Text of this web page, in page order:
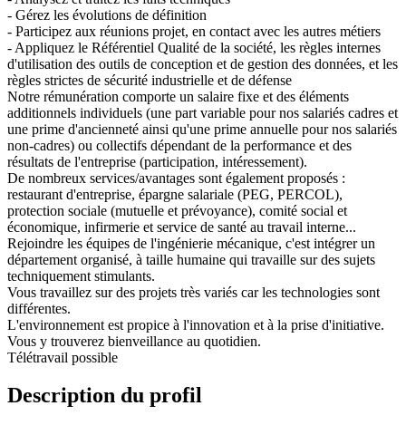
- Gérez les évolutions de définition
- Participez aux réunions projet, en contact avec les autres métiers
- Appliquez le Référentiel Qualité de la société, les règles internes
d'utilisation des outils de conception et de gestion des données, et les
règles strictes de sécurité industrielle et de défense
Notre rémunération comporte un salaire fixe et des éléments
additionnels individuels (une part variable pour nos salariés cadres et
une prime d'ancienneté ainsi qu'une prime annuelle pour nos salariés
non-cadres) ou collectifs dépendant de la performance et des
résultats de l'entreprise (participation, intéressement).
De nombreux services/avantages sont également proposés :
restaurant d'entreprise, épargne salariale (PEG, PERCOL),
protection sociale (mutuelle et prévoyance), comité social et
économique, infirmerie et service de santé au travail interne...
Rejoindre les équipes de l'ingénierie mécanique, c'est intégrer un
département organisé, à taille humaine qui travaille sur des sujets
techniquement stimulants.
Vous travaillez sur des projets très variés car les technologies sont
différentes.
L'environnement est propice à l'innovation et à la prise d'initiative.
Vous y trouverez bienveillance au quotidien.
Télétravail possible
Description du profil